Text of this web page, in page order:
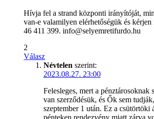
Hívja fel a strand központi irányítóját,
van-e valamilyen elérhetőségük és
46 411 399. info@selyemretifurdo.hu
2
Válasz
Névtelen szerint:
2023.08.27. 23:00
Felesleges, mert a pénztárosoknak
van szerződésük, és Ők sem
szeptember 1 után. Ez a csütörtöki
pénteken rendezvény miatt zárva